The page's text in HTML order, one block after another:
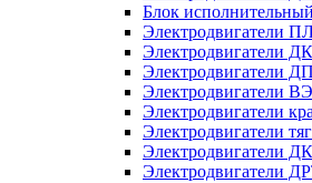
Блок
Электродвигатели
Электродвигатели
Электродвигатели
Электродвигатели
Электродвигатели
Электродвигатели
Электродвигатели
Электродвигатели